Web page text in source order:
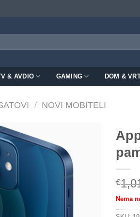
& AVDIO GAMING DOM &
/ NOVI MOBITELI
€
Nema